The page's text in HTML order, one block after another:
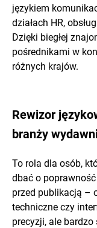
językiem
działach HR,
Dzięki biegłej
pośrednikami w
różnych krajów.
Rewizor
branży
To rola dla osób,
dbać o
przed publikacją –
techniczne czy
precyzji, ale